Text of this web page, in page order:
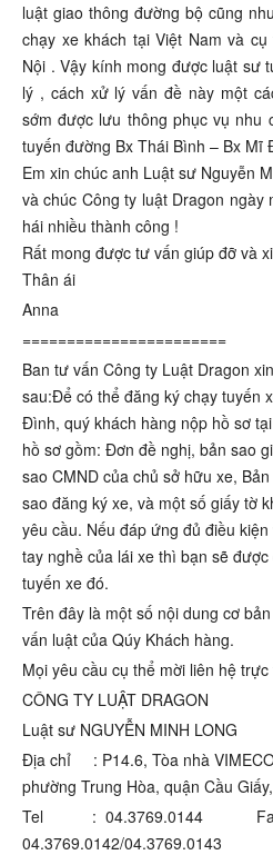
luật giao thông đường bộ cũng
chạy xe khách tại Việt Nam và
Nội . Vậy kính mong được luật sư
lý , cách xử lý vấn đề này một
sớm được lưu thông phục vụ nhu
tuyến đường Bx Thái Bình – Bx Mĩ
Em xin chúc anh Luật sư Nguyễn
và chúc Công ty luật Dragon
hái nhiều thành công !
Rất mong được tư vấn giúp đỡ và
Thân ái
Anna
=======================
Ban tư vấn Công ty Luật Dragon
sau:Để có thể đăng ký chạy tuyến
Đình, quý khách hàng nộp hồ sơ
hồ sơ gồm: Đơn đề nghị, bản sao
sao CMND của chủ sở hữu xe,
sao đăng ký xe, và một số giấy tờ
yêu cầu. Nếu đáp ứng đủ điều
tay nghề của lái xe thì bạn sẽ
tuyến xe đó.
Trên đây là một số nội dung cơ
vấn luật của Qúy Khách hàng.
Mọi yêu cầu cụ thể mời liên hệ trực
CÔNG TY LUẬT DRAGON
Luật sư NGUYỄN MINH LONG
Địa chỉ : P14.6, Tòa nhà
phường Trung Hòa, quận Cầu
Tel : 04.3769.0144
04.3769.0142/04.3769.0143